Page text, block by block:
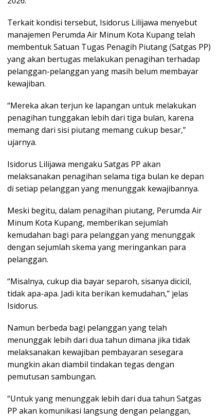
Terkait kondisi tersebut, Isidorus Lilijawa menyebut
manajemen Perumda Air Minum Kota Kupang telah
membentuk Satuan Tugas Penagih Piutang (Satgas PP)
yang akan bertugas melakukan penagihan terhadap
pelanggan-pelanggan yang masih belum membayar
kewajiban.
“Mereka akan terjun ke lapangan untuk melakukan
penagihan tunggakan lebih dari tiga bulan, karena
memang dari sisi piutang memang cukup besar,”
ujarnya.
Isidorus Lilijawa mengaku Satgas PP akan
melaksanakan penagihan selama tiga bulan ke depan
di setiap pelanggan yang menunggak kewajibannya.
Meski begitu, dalam penagihan piutang, Perumda Air
Minum Kota Kupang, memberikan sejumlah
kemudahan bagi para pelanggan yang menunggak
dengan sejumlah skema yang meringankan para
pelanggan.
“Misalnya, cukup dia bayar separoh, sisanya dicicil,
tidak apa-apa. Jadi kita berikan kemudahan,” jelas
Isidorus.
Namun berbeda bagi pelanggan yang telah
menunggak lebih dari dua tahun dimana jika tidak
melaksanakan kewajiban pembayaran sesegara
mungkin akan diambil tindakan tegas dengan
pemutusan sambungan.
“Untuk yang menunggak lebih dari dua tahun Satgas
PP akan komunikasi langsung dengan pelanggan,